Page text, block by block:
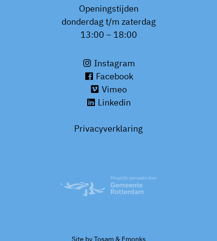
Openingstijden
donderdag t/m zaterdag
13:00 – 18:00
Instagram
Facebook
Vimeo
Linkedin
Privacyverklaring
Site byTosam& Emonks